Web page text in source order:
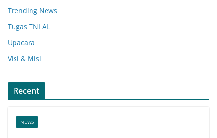
Trending News
Tugas TNI AL
Upacara
Visi & Misi
Recent
NEWS